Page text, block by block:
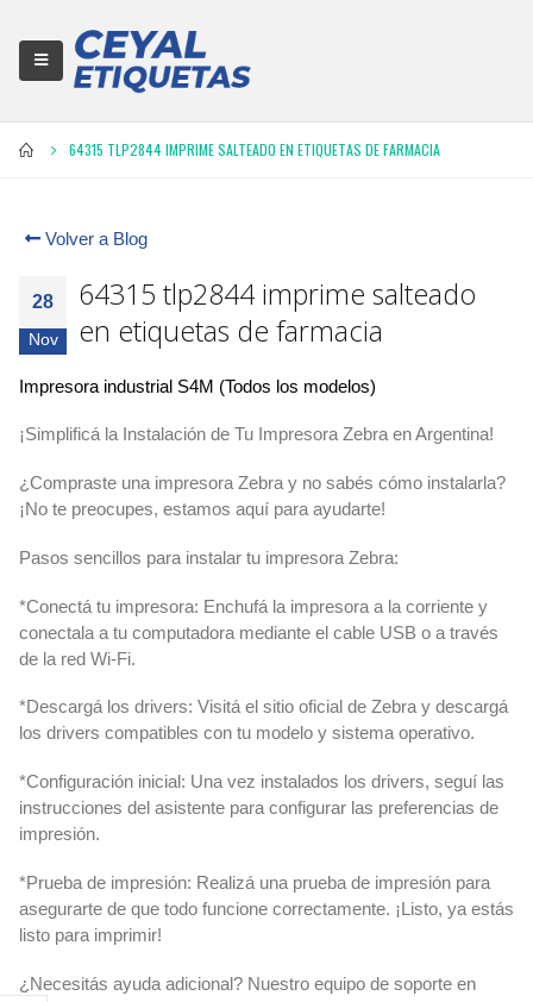
64315 TLP2844 IMPRIME SALTEADO EN ETIQUETAS DE FARMACIA
Volver a Blog
28
Nov
64315 tlp2844 imprime salteado
en etiquetas de farmacia
Impresora industrial S4M (Todos los modelos)
¡Simplificá la Instalación de Tu Impresora Zebra en Argentina!
¿Compraste una impresora Zebra y no sabés cómo instalarla?
¡No te preocupes, estamos aquí para ayudarte!
Pasos sencillos para instalar tu impresora Zebra:
*Conectá tu impresora: Enchufá la impresora a la corriente y
conectala a tu computadora mediante el cable USB o a través
de la red Wi-Fi.
*Descargá los drivers: Visitá el sitio oficial de Zebra y descargá
los drivers compatibles con tu modelo y sistema operativo.
*Configuración inicial: Una vez instalados los drivers, seguí las
instrucciones del asistente para configurar las preferencias de
impresión.
*Prueba de impresión: Realizá una prueba de impresión para
asegurarte de que todo funcione correctamente. ¡Listo, ya estás
listo para imprimir!
¿Necesitás ayuda adicional? Nuestro equipo de soporte en